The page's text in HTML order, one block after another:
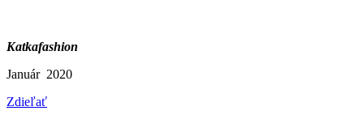
Katkafashion
Január 2020
Zdieľať